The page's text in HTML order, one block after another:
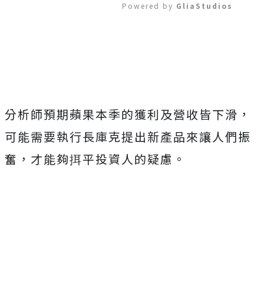
Powered by GliaStudios
分析師預期蘋果本季的獲利及營收皆下滑，
可能需要執行長庫克提出新產品來讓人們振
奮，才能夠挕平投資人的疑慮。